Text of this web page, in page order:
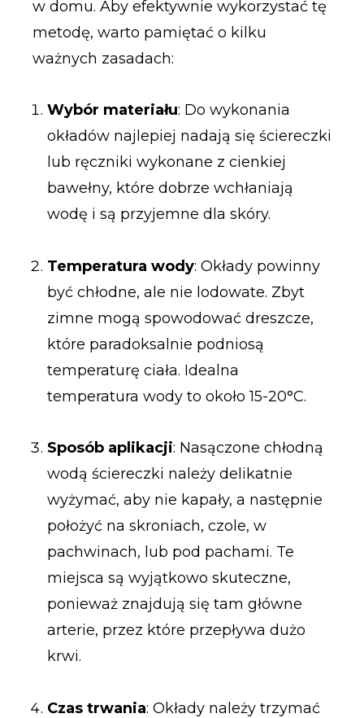
w domu. Aby efektywnie wykorzystać tę
metodę, warto pamiętać o kilku
ważnych zasadach:
Wybór materiału: Do wykonania
okładów najlepiej nadają się ściereczki
lub ręczniki wykonane z cienkiej
bawełny, które dobrze wchłaniają
wodę i są przyjemne dla skóry.
Temperatura wody: Okłady powinny
być chłodne, ale nie lodowate. Zbyt
zimne mogą spowodować dreszcze,
które paradoksalnie podniosą
temperaturę ciała. Idealna
temperatura wody to około 15-20°C.
Sposób aplikacji: Nasączone chłodną
wodą ściereczki należy delikatnie
wyżymać, aby nie kapały, a następnie
położyć na skroniach, czole, w
pachwinach, lub pod pachami. Te
miejsca są wyjątkowo skuteczne,
ponieważ znajdują się tam główne
arterie, przez które przepływa dużo
krwi.
Czas trwania: Okłady należy trzymać